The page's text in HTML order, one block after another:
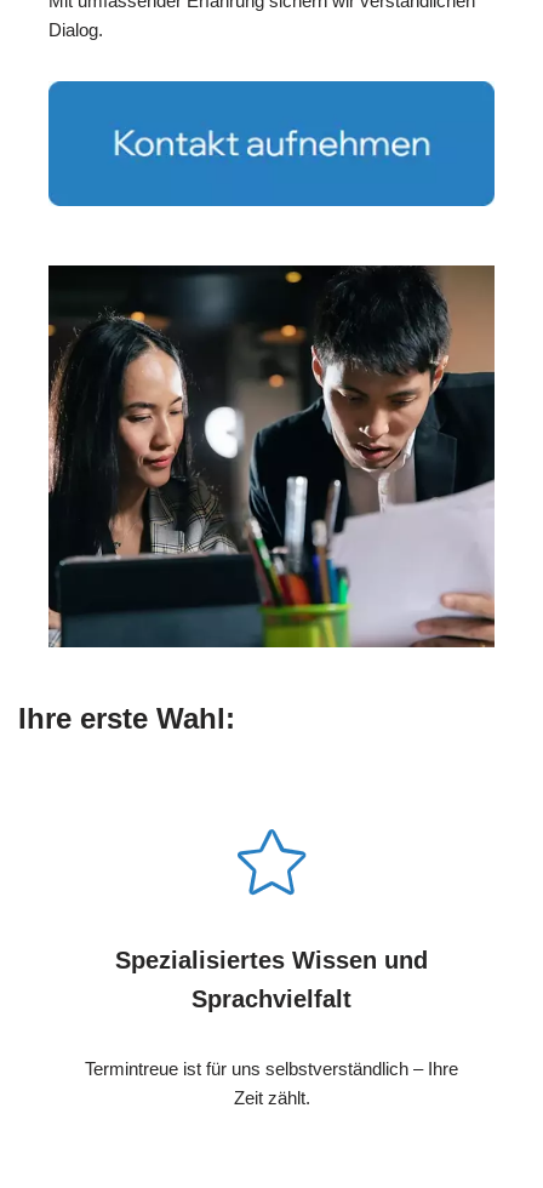
Dialog.
Ihre erste Wahl:
Spezialisiertes Wissen und
Sprachvielfalt
Termintreue ist für uns selbstverständlich – Ihre
Zeit zählt.